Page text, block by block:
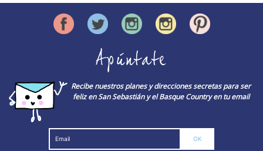
Apúntate
Recibe nuestros planes y direcciones secretas para ser
feliz en San Sebastián y el Basque Country en tu email